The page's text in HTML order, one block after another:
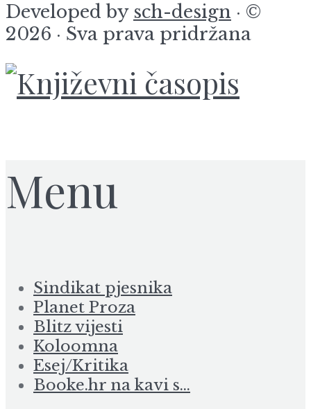
Developed by sch-design · ©
2026 · Sva prava pridržana
Menu
Sindikat pjesnika
Planet Proza
Blitz vijesti
Koloomna
Esej/Kritika
Booke.hr na kavi s…